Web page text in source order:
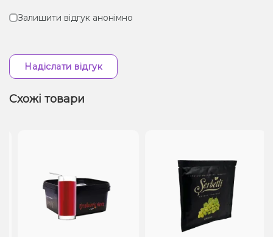
Залишити відгук анонімно
Надіслати відгук
Схожі товари